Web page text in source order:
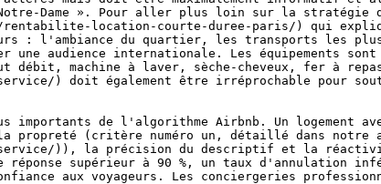
Notre-Dame ». Pour aller plus loin sur la
location-courte-duree-paris/) qui
: l'ambiance du quartier, les transports les
une audience internationale. Les équipements
machine à laver, sèche-cheveux, fer à
) doit également être irréprochable pour
de l'algorithme Airbnb. Un logement
propreté (critère numéro un, détaillé dans notre
)), la précision du descriptif et la
supérieur à 90 %, un taux d'annulation
aux voyageurs. Les conciergeries